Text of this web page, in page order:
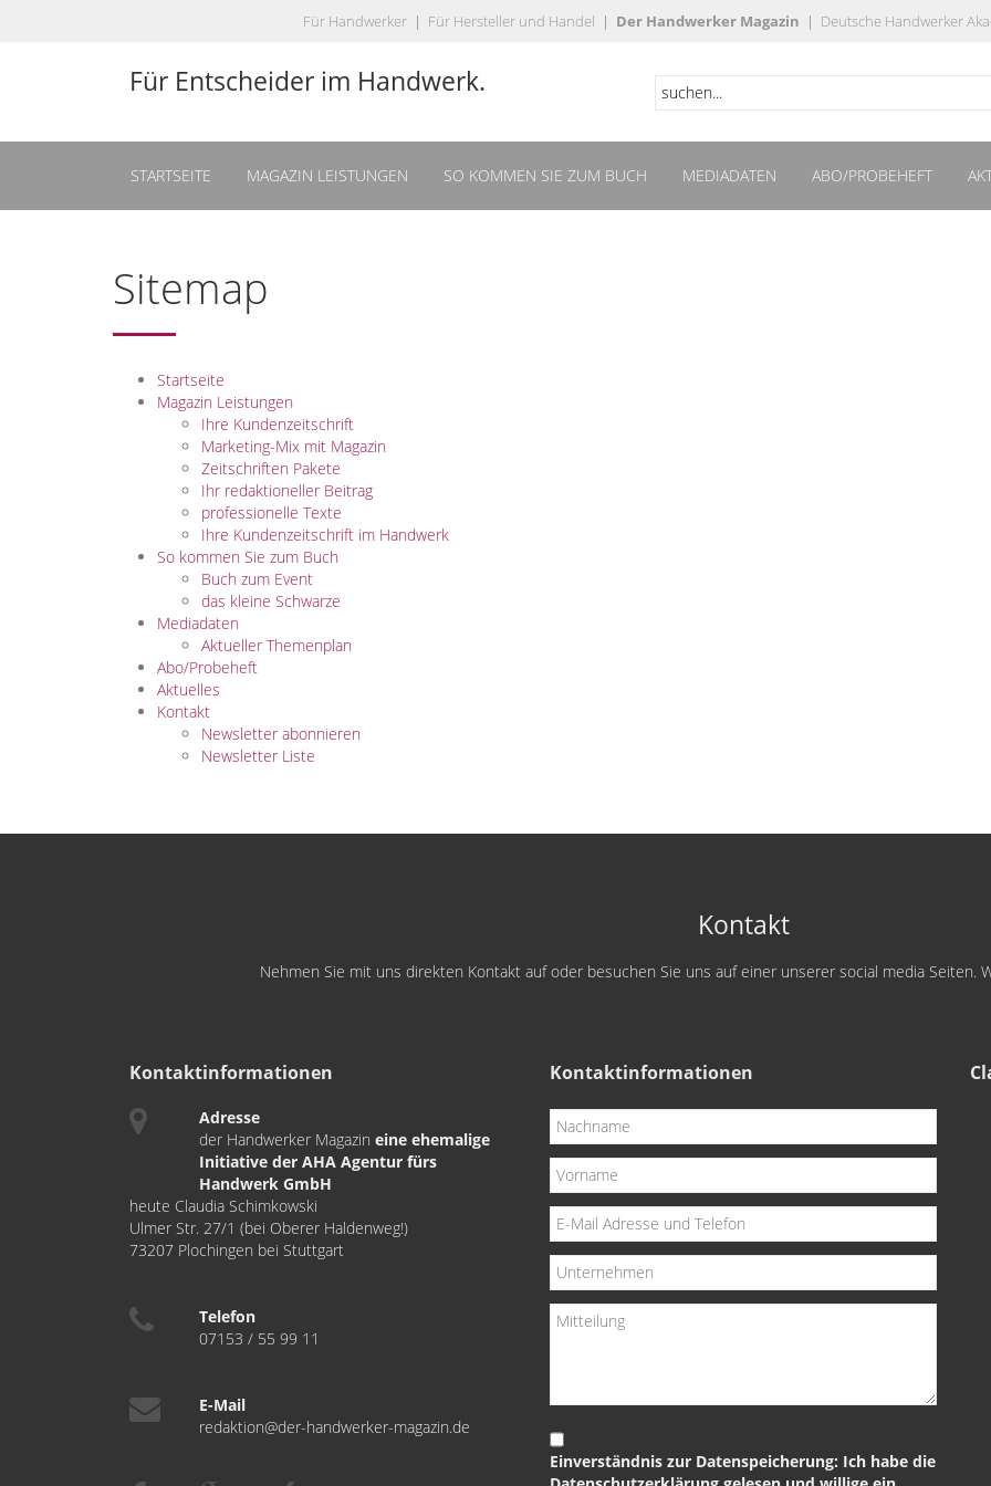
Für Handwerker | Für Hersteller und Handel | Der Handwerker Magazin | Deutsche Handwerker
Für Entscheider im Handwerk.
STARTSEITE MAGAZIN LEISTUNGEN SO KOMMEN SIE ZUM BUCH MEDIADATEN ABO/PROBEHEFT
Sitemap
Startseite
Magazin Leistungen
Ihre Kundenzeitschrift
Marketing-Mix mit Magazin
Zeitschriften Pakete
Ihr redaktioneller Beitrag
professionelle Texte
Ihre Kundenzeitschrift im Handwerk
So kommen Sie zum Buch
Buch zum Event
das kleine Schwarze
Mediadaten
Aktueller Themenplan
Abo/Probeheft
Aktuelles
Kontakt
Newsletter abonnieren
Newsletter Liste
Kontakt
Nehmen Sie mit uns direkten Kontakt auf oder besuchen Sie uns auf einer unserer social media Seiten.
Kontaktinformationen
Adresse
der Handwerker Magazineine ehemalige
Initiative der AHA Agentur fürs
Handwerk GmbH
heute Claudia Schimkowski
Ulmer Str. 27/1 (bei Oberer Haldenweg!)
73207 Plochingen bei Stuttgart
Telefon
07153 / 55 99 11
E-Mail
redaktion@der-handwerker-magazin.de
Kontaktinformationen
Einverständnis zur Datenspeicherung: Ich habe die